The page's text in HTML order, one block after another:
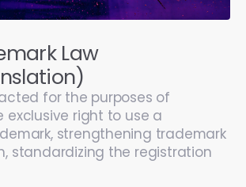
Law
for the purposes of
right to use a
strengthening trademark
standardizing the registration